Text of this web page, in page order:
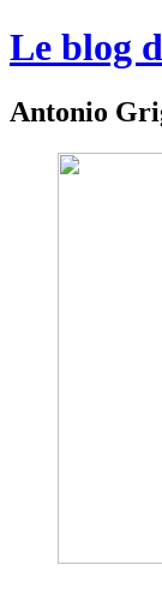
Le blog
Antonio